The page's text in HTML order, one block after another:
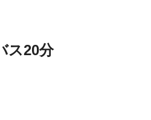
ス20分